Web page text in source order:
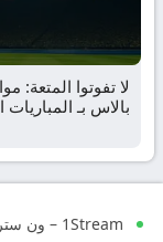
لا تفوتوا المتعة:
بالاس بـ المباريات
1Stream – ون ستريم